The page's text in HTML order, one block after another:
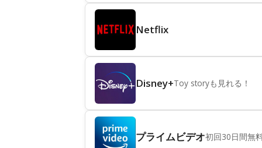
Netflix
Disney+Toy storyも見れる！
プライムビデオ初回30日間無